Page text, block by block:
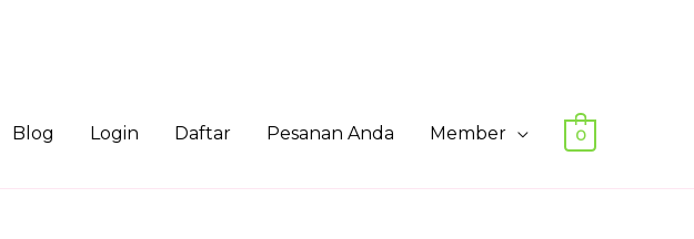
Blog Login Daftar Pesanan Anda Member 0